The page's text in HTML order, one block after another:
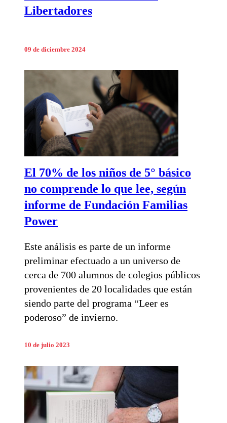
Libertadores
09 de diciembre 2024
El 70% de los niños de 5° básico
no comprende lo que lee, según
informe de Fundación Familias
Power
Este análisis es parte de un informe
preliminar efectuado a un universo de
cerca de 700 alumnos de colegios públicos
provenientes de 20 localidades que están
siendo parte del programa “Leer es
poderoso” de invierno.
10 de julio 2023